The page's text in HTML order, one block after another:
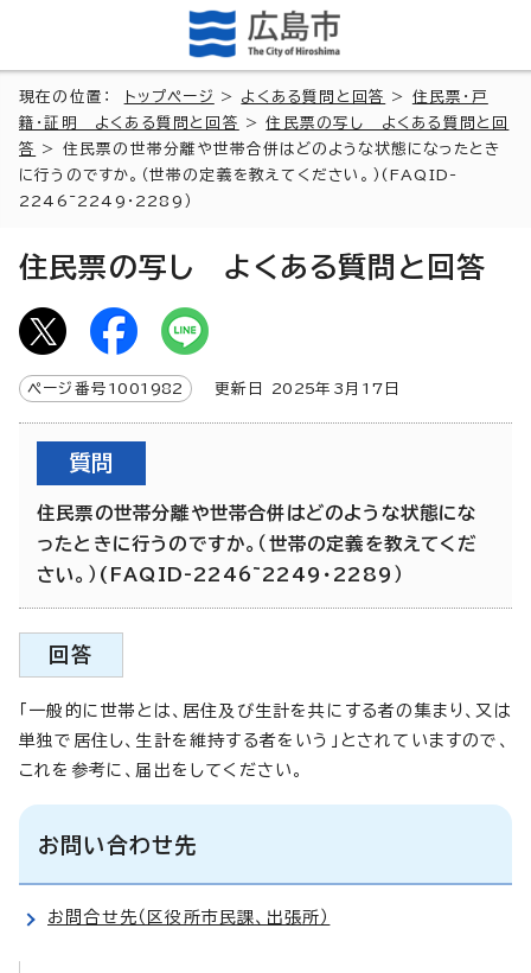
現在の位置： トップページ > よくある質問と回答 > 住民票・戸
籍・証明 よくある質問と回答
>住民票の写し よくある質問と回
答
> 住民票の世帯分離や世帯合併はどのような状態になったとき
に行うのですか。（世帯の定義を教えてください。）(FAQID-
2246~2249・2289）
住民票の写し よくある質問と回答
ページ番号 1001982 更新日 2025年3月 17 日
質問
住民票の世帯分離や世帯合併はどのような状態にな
ったときに行うのですか。（世帯の定義を教えてくだ
さい。）(FAQID-2246~2249・2289）
回答
「一般的に世帯とは、居住及び生計を共にする者の集まり、又は
単独で居住し、生計を維持する者をいう」とされていますので、
これを参考に、届出をしてください。
お問い合わせ先
お問合せ先（区役所市民課、出張所）